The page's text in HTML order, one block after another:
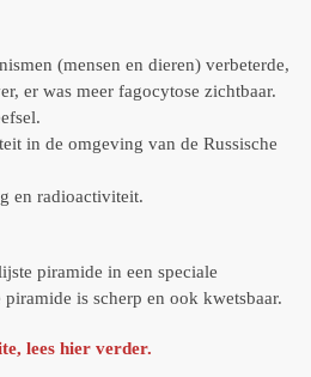
(mensen en dieren) verbeterde,
er was meer fagocytose zichtbaar.
in de omgeving van de Russische
en radioactiviteit.
piramide in een speciale
is scherp en ook kwetsbaar.
lees hier verder.